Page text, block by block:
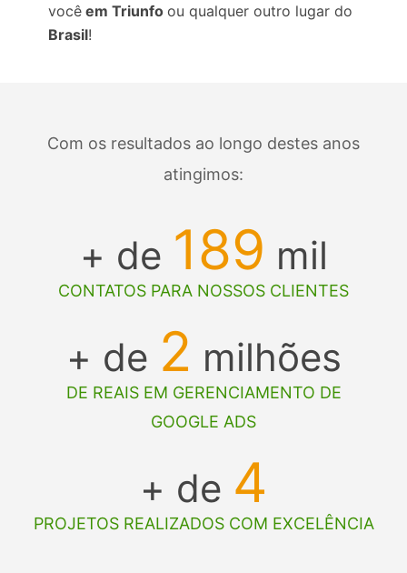
você em Triunfo ou qualquer outro lugar do
Brasil!
Com os resultados ao longo destes anos
atingimos:
+ de 189 mil
CONTATOS PARA NOSSOS CLIENTES
+ de 2 milhões
DE REAIS EM GERENCIAMENTO DE
GOOGLE ADS
+ de 4
PROJETOS REALIZADOS COM EXCELÊNCIA